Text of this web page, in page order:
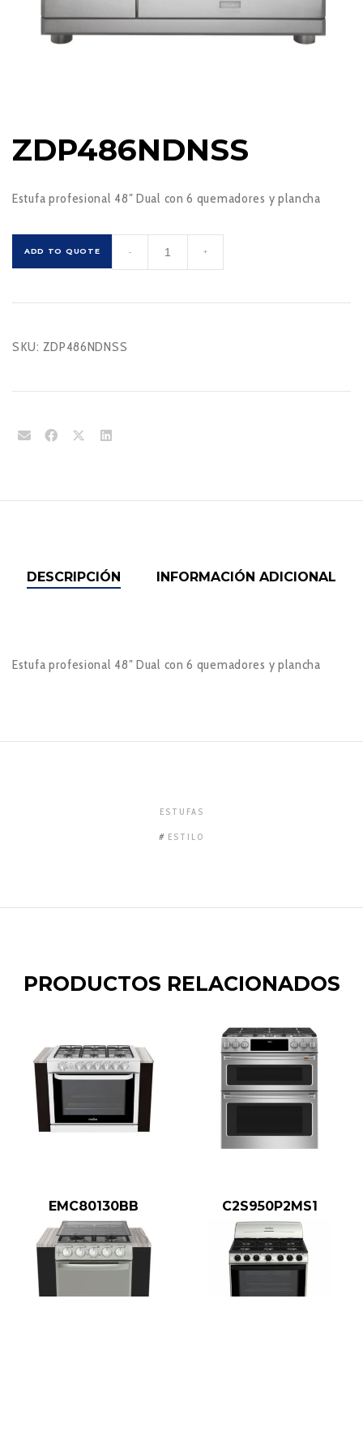
ZDP486NDNSS
Estufa profesional 48″ Dual con 6 quemadores y plancha
ADD TO QUOTE
cantidad
- +
SKU: ZDP486NDNSS
DESCRIPCIÓN INFORMACIÓN ADICIONAL
Estufa profesional 48″ Dual con 6 quemadores y plancha
ESTUFAS
ESTILO
PRODUCTOS RELACIONADOS
EMC80130BB C2S950P2MS1